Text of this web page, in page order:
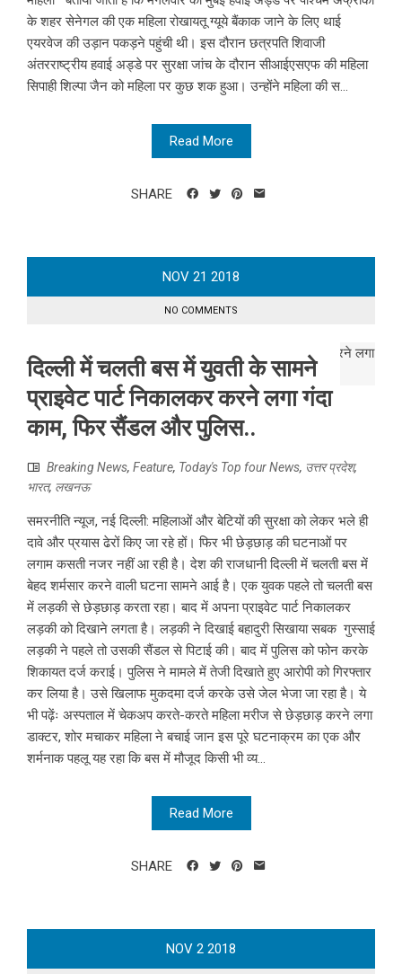
के शहर सेनेगल की एक महिला रोखायतू ग्यूये बैंकाक जाने के लिए थाई
एयरवेज की उड़ान पकड़ने पहुंची थी। इस दौरान छत्रपति शिवाजी
अंतरराष्ट्रीय हवाई अड्डे पर सुरक्षा जांच के दौरान सीआईएसएफ की महिला
सिपाही शिल्पा जैन को महिला पर कुछ शक हुआ। उन्होंने महिला की स...
Read More
SHARE
NOV 21 2018
NO COMMENTS
दिल्ली में चलती बस में युवती के सामने
प्राइवेट पार्ट निकालकर करने लगा गंदा
काम, फिर सैंडल और पुलिस..
Breaking News, Feature, Today's Top four News, उत्तर प्रदेश,
भारत, लखनऊ
समरनीति न्यूज, नई दिल्ली: महिलाओं और बेटियों की सुरक्षा को लेकर भले ही
दावे और प्रयास ढेरों किए जा रहे हों। फिर भी छेड़छाड़ की घटनाओं पर
लगाम कसती नजर नहीं आ रही है। देश की राजधानी दिल्ली में चलती बस में
बेहद शर्मसार करने वाली घटना सामने आई है। एक युवक पहले तो चलती बस
में लड़की से छेड़छाड़ करता रहा। बाद में अपना प्राइवेट पार्ट निकालकर
लड़की को दिखाने लगता है। लड़की ने दिखाई बहादुरी सिखाया सबक गुस्साई
लड़की ने पहले तो उसकी सैंडल से पिटाई की। बाद में पुलिस को फोन करके
शिकायत दर्ज कराई। पुलिस ने मामले में तेजी दिखाते हुए आरोपी को गिरफ्तार
कर लिया है। उसे खिलाफ मुकदमा दर्ज करके उसे जेल भेजा जा रहा है। ये
भी पढ़ेंः अस्पताल में चेकअप करते-करते महिला मरीज से छेड़छाड़ करने लगा
डाक्टर, शोर मचाकर महिला ने बचाई जान इस पूरे घटनाक्रम का एक और
शर्मनाक पहलू यह रहा कि बस में मौजूद किसी भी व्य...
Read More
SHARE
NOV 2 2018